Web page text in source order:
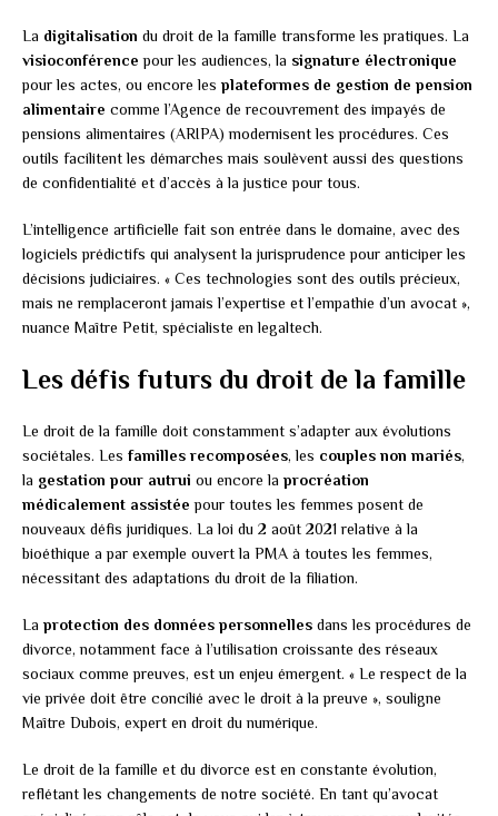
La digitalisation du droit de la famille transforme les pratiques. La
visioconférence pour les audiences, la signature électronique
pour les actes, ou encore les plateformes de gestion de pension
alimentaire comme l’Agence de recouvrement des impayés de
pensions alimentaires (ARIPA) modernisent les procédures. Ces
outils facilitent les démarches mais soulèvent aussi des questions
de confidentialité et d’accès à la justice pour tous.
L’intelligence artificielle fait son entrée dans le domaine, avec des
logiciels prédictifs qui analysent la jurisprudence pour anticiper les
décisions judiciaires. « Ces technologies sont des outils précieux,
mais ne remplaceront jamais l’expertise et l’empathie d’un avocat »,
nuance Maître Petit, spécialiste en legaltech.
Les défis futurs du droit de la famille
Le droit de la famille doit constamment s’adapter aux évolutions
sociétales. Les familles recomposées, les couples non mariés,
la gestation pour autrui ou encore la procréation
médicalement assistée pour toutes les femmes posent de
nouveaux défis juridiques. La loi du 2 août 2021 relative à la
bioéthique a par exemple ouvert la PMA à toutes les femmes,
nécessitant des adaptations du droit de la filiation.
La protection des données personnelles dans les procédures de
divorce, notamment face à l’utilisation croissante des réseaux
sociaux comme preuves, est un enjeu émergent. « Le respect de la
vie privée doit être concilié avec le droit à la preuve », souligne
Maître Dubois, expert en droit du numérique.
Le droit de la famille et du divorce est en constante évolution,
reflétant les changements de notre société. En tant qu’avocat